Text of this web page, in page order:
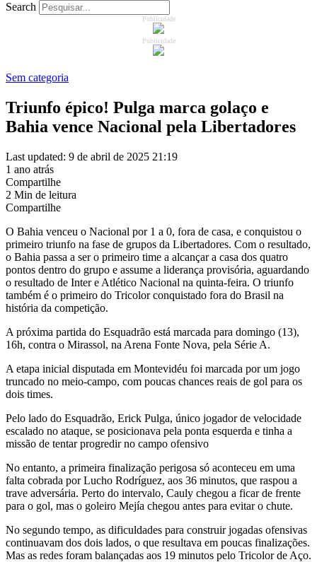
Search
Publicidade
Publicidade
Sem categoria
Triunfo épico! Pulga marca golaço e
Bahia vence Nacional pela Libertadores
Last updated: 9 de abril de 2025 21:19
1 ano atrás
Compartilhe
2 Min de leitura
Compartilhe
O Bahia venceu o Nacional por 1 a 0, fora de casa, e conquistou o
primeiro triunfo na fase de grupos da Libertadores. Com o resultado,
o Bahia passa a ser o primeiro time a alcançar a casa dos quatro
pontos dentro do grupo e assume a liderança provisória, aguardando
o resultado de Inter e Atlético Nacional na quinta-feira. O triunfo
também é o primeiro do Tricolor conquistado fora do Brasil na
história da competição.
A próxima partida do Esquadrão está marcada para domingo (13),
16h, contra o Mirassol, na Arena Fonte Nova, pela Série A.
A etapa inicial disputada em Montevidéu foi marcada por um jogo
truncado no meio-campo, com poucas chances reais de gol para os
dois times.
Pelo lado do Esquadrão, Erick Pulga, único jogador de velocidade
escalado no ataque, se posicionava pela ponta esquerda e tinha a
missão de tentar progredir no campo ofensivo
No entanto, a primeira finalização perigosa só aconteceu em uma
falta cobrada por Lucho Rodríguez, aos 36 minutos, que raspou a
trave adversária. Perto do intervalo, Cauly chegou a ficar de frente
para o gol, mas o goleiro Mejía chegou antes para evitar o chute.
No segundo tempo, as dificuldades para construir jogadas ofensivas
continuavam dos dois lados, o que resultava em poucas finalizações.
Mas as redes foram balançadas aos 19 minutos pelo Tricolor de Aço.